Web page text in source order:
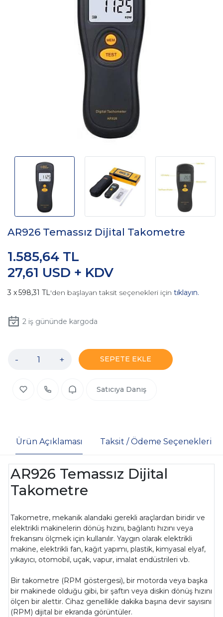
AR926 Temassız Dijital Takometre
27,61 USD + KDV
1.585,64 TL
598,31 TL'den başlayan taksit seçenekleri için tıklayın.
2iş gününde kargoda
- + SEPETE EKLE
Satıcıya Danış
Ürün Açıklaması Taksit / Ödeme Seçenekleri
AR926 Temassız Dijital
Takometre
Takometre, mekanik alandaki gerekli araçlardan biridir ve
elektrikli makinelerin dönüş hızını, bağlantı hızını veya
frekansını ölçmek için kullanılır. Yaygın olarak elektrikli
makine, elektrikli fan, kağıt yapımı, plastik, kimyasal elyaf,
yıkayıcı, otomobil, uçak, vapur, imalat endüstrileri vb.
Bir takometre (RPM göstergesi), bir motorda veya başka
bir makinede olduğu gibi, bir şaftın veya diskin dönüş hızını
ölçen bir alettir. Cihaz genellikle dakika başına devir sayısını
(RPM) dijital bir ekranda görüntüler.